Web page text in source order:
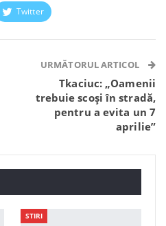
Twitter
Viber
URMĂTORUL ARTICOL
Tkaciuc: „Oamenii
trebuie scoși în stradă,
pentru a evita un 7
aprilie”
STIRI